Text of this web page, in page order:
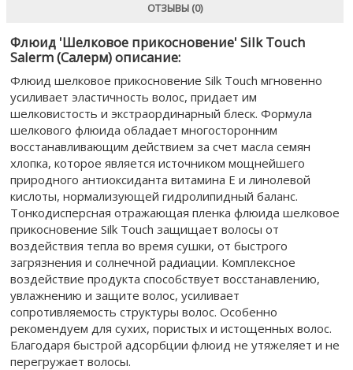
ОТЗЫВЫ (0)
Флюид 'Шелковое прикосновение' Silk Touch
Salerm (Cалерм) описание:
Флюид шелковое прикосновение Silk Touch мгновенно
усиливает эластичность волос, придает им
шелковистость и экстраординарный блеск. Формула
шелкового флюида обладает многосторонним
восстанавливающим действием за счет масла семян
хлопка, которое является источником мощнейшего
природного антиоксиданта витамина Е и линолевой
кислоты, нормализующей гидролипидный баланс.
Тонкодисперсная отражающая пленка флюида шелковое
прикосновение Silk Touch защищает волосы от
воздействия тепла во время сушки, от быстрого
загрязнения и солнечной радиации. Комплексное
воздействие продукта способствует восстанавлению,
увлажнению и защите волос, усиливает
сопротивляемость структуры волос. Особенно
рекомендуем для сухих, пористых и истощенных волос.
Благодаря быстрой адсорбции флюид не утяжеляет и не
перегружает волосы.